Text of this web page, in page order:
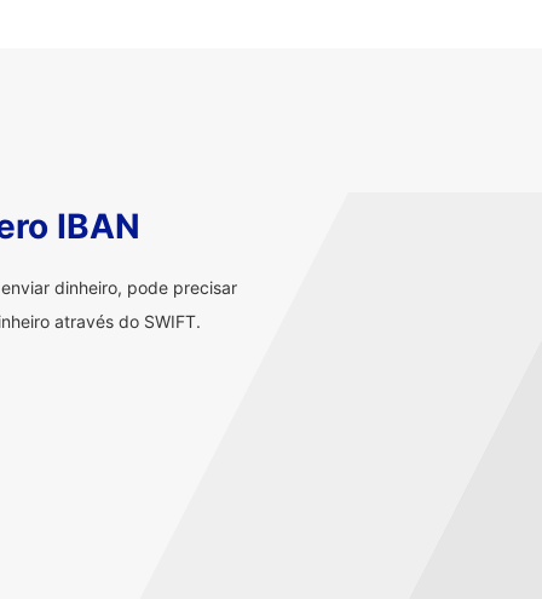
IBAN
dinheiro, pode precisar
através do SWIFT.